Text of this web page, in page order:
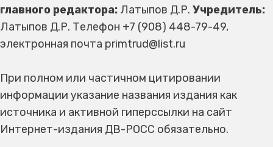
главного редактора: Латыпов Д.Р. Учредитель:
Латыпов Д.Р. Телефон +7 (908) 448-79-49,
электронная почта primtrud@list.ru
При полном или частичном цитировании
информации указание названия издания как
источника и активной гиперссылки на сайт
Интернет-издания ДВ-РОСС обязательно.